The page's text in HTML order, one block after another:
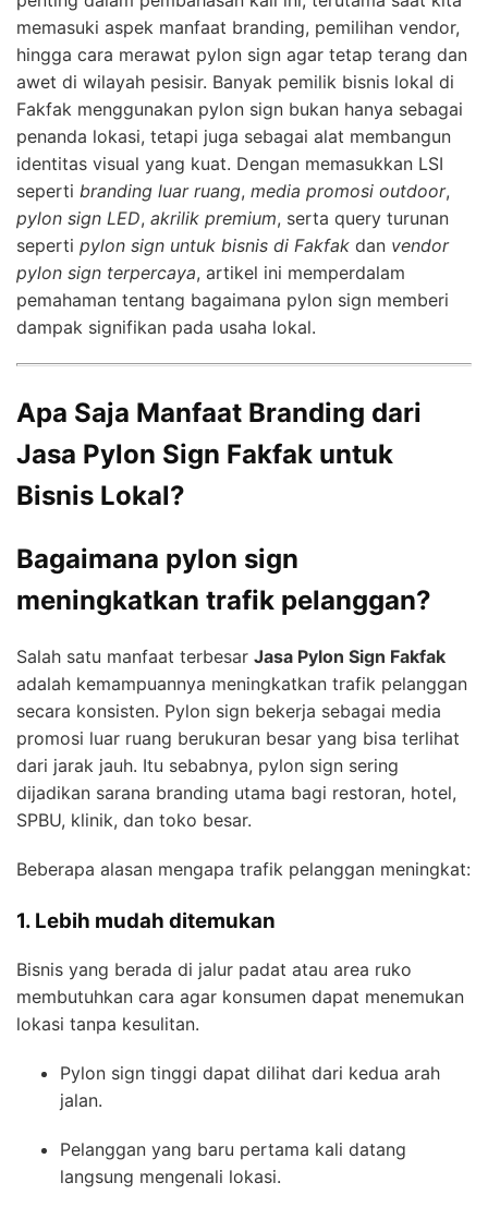
memasuki aspek manfaat branding, pemilihan vendor,
hingga cara merawat pylon sign agar tetap terang dan
awet di wilayah pesisir. Banyak pemilik bisnis lokal di
Fakfak menggunakan pylon sign bukan hanya sebagai
penanda lokasi, tetapi juga sebagai alat membangun
identitas visual yang kuat. Dengan memasukkan LSI
seperti branding luar ruang, media promosi outdoor,
pylon sign LED, akrilik premium, serta query turunan
seperti pylon sign untuk bisnis di Fakfak dan vendor
pylon sign terpercaya, artikel ini memperdalam
pemahaman tentang bagaimana pylon sign memberi
dampak signifikan pada usaha lokal.
Apa Saja Manfaat Branding dari
Jasa Pylon Sign Fakfak untuk
Bisnis Lokal?
Bagaimana pylon sign
meningkatkan trafik pelanggan?
Salah satu manfaat terbesar Jasa Pylon Sign Fakfak
adalah kemampuannya meningkatkan trafik pelanggan
secara konsisten. Pylon sign bekerja sebagai media
promosi luar ruang berukuran besar yang bisa terlihat
dari jarak jauh. Itu sebabnya, pylon sign sering
dijadikan sarana branding utama bagi restoran, hotel,
SPBU, klinik, dan toko besar.
Beberapa alasan mengapa trafik pelanggan meningkat:
1. Lebih mudah ditemukan
Bisnis yang berada di jalur padat atau area ruko
membutuhkan cara agar konsumen dapat menemukan
lokasi tanpa kesulitan.
Pylon sign tinggi dapat dilihat dari kedua arah
jalan.
Pelanggan yang baru pertama kali datang
langsung mengenali lokasi.